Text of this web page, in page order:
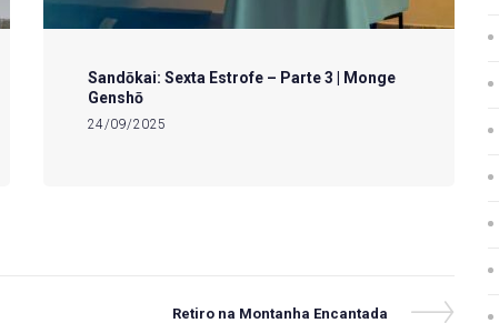
Sandōkai: Sexta Estrofe – Parte 3 | Monge
Genshō
24/09/2025
Next
Retiro na Montanha Encantada